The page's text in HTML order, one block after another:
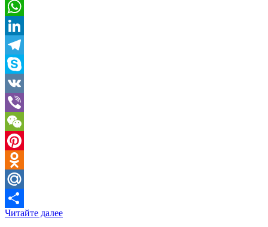
Email
WhatsApp
LinkedIn
Telegram
Skype
VK
Viber
WeChat
Pinterest
Odnoklassniki
Mail.Ru
Отправить
Читайте далее